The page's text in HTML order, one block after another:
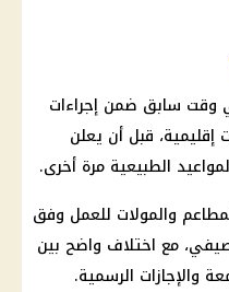
وقت سابق ضمن إجراءات
قبل أن يعلن
الطبيعية مرة أخرى.
والمولات للعمل وفق
مع اختلاف واضح بين
والإجازات الرسمية.